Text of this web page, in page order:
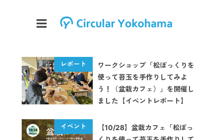
ワークショップ「松ぼっくりを
使って苔玉を手作りしてみよ
う！（盆栽カフェ）」を開催し
ました【イベントレポート】
【10/28】盆栽カフェ「松ぼっ